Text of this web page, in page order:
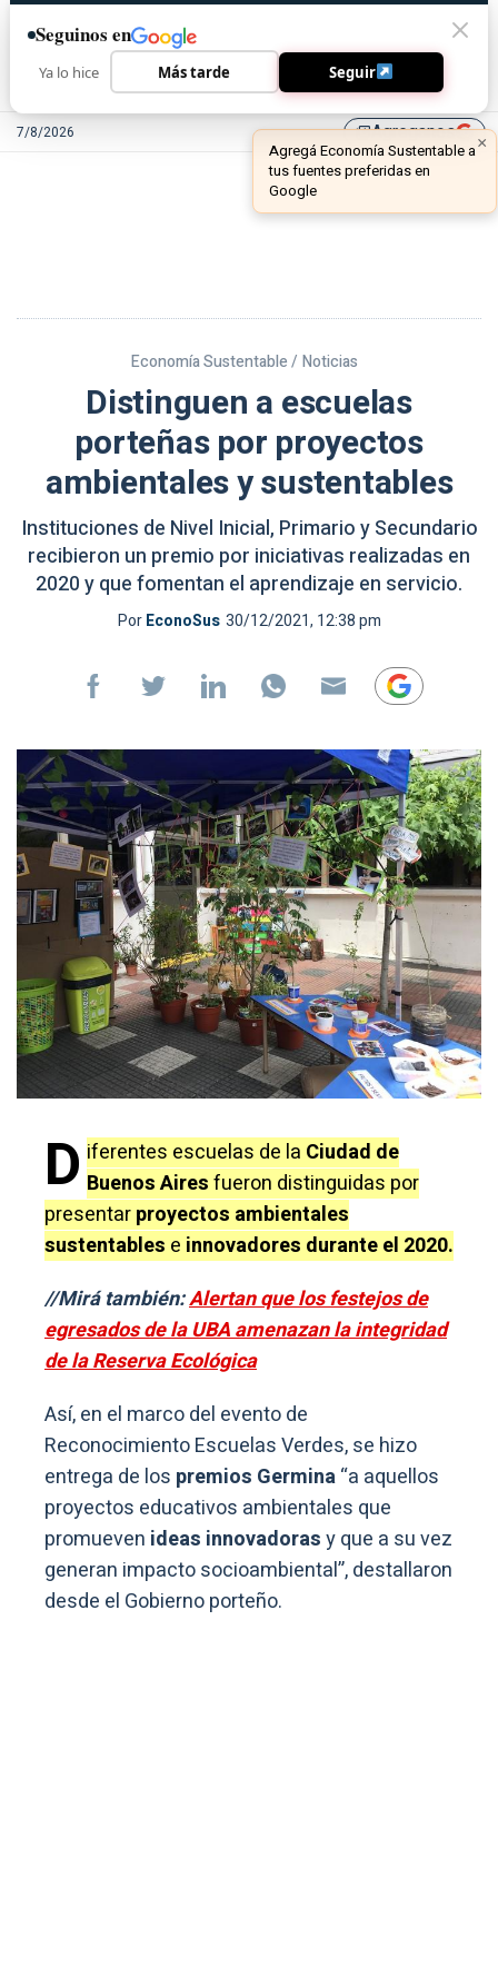
7/8/2026 library_addAgreganos
Economía Sustentable / Noticias
Distinguen a escuelas
porteñas por proyectos
ambientales y sustentables
Instituciones de Nivel Inicial, Primario y Secundario
recibieron un premio por iniciativas realizadas en
2020 y que fomentan el aprendizaje en servicio.
PorEconoSus 30/12/2021, 12:38 pm
D iferentes escuelas de la Ciudad de
Buenos Airesfueron distinguidas por
presentarproyectos ambientales
sustentables e innovadores durante el 2020.
//Mirá también:Alertan que los festejos de
egresados de la UBA amenazan la integridad
de la Reserva Ecológica
Así, en el marco del evento de
Reconocimiento Escuelas Verdes, se hizo
entrega de los premios Germina“a aquellos
proyectos educativos ambientales que
promueven ideas innovadorasy que a su vez
generan impacto socioambiental”, destallaron
desde el Gobierno porteño.
Seguinos en
Ya lo hice Más tarde Seguir